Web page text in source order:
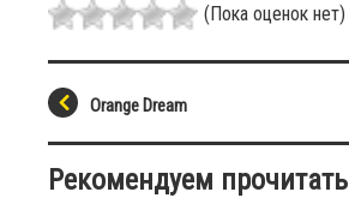
(Пока оценок нет)
Orange Dream
Рекомендуем прочитать